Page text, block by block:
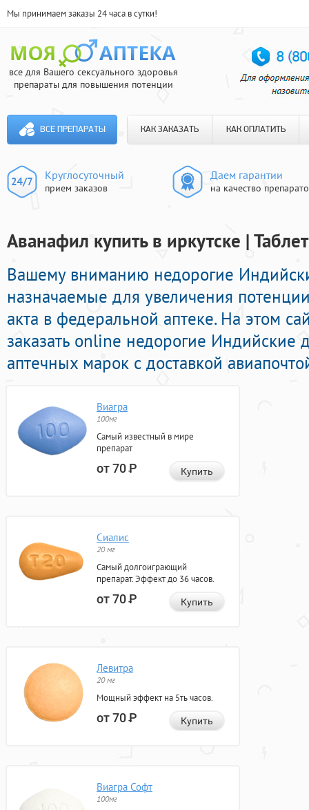
Мы принимаем заказы 24 часа в сутки!
все для Вашего сексуального здоровья
препараты для повышения потенции
ВСЕ ПРЕПАРАТЫ КАК ЗАКАЗАТЬ КАК ОПЛАТИТЬ
Круглосуточный
прием заказов
Даем гарантии
на качество
Аванафил купить в иркутске |
Вашему вниманию недорогие
назначаемые для увеличения
акта в федеральной аптеке. На этом
заказать online недорогие
аптечных марок с доставкой
Виагра
100мг
Самый известный в мире
препарат
от 70Р Купить
Сиалис
20 мг
Самый долгоиграющий
препарат. Эффект до 36 часов.
от 70Р Купить
Левитра
20 мг
Мощный эффект на 5ть часов.
от 70Р Купить
Виагра Софт
100мг